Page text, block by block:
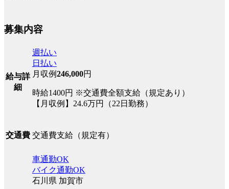
募集内容
給与詳
細
週払い
日払い
月収例246,000円
時給1400円 ※交通費全額支給（規定あり）
【月収例】24.6万円（22日勤務）
交通費 交通費支給（規定有）
車通勤OK
バイク通勤OK
石川県 加賀市